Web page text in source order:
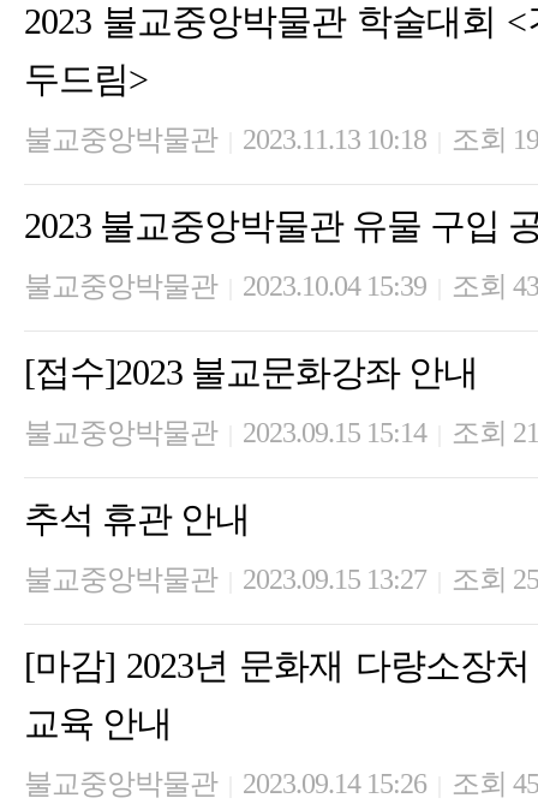
2023 불교중앙박물관 학술대회
두드림>
불교중앙박물관 2023.11.13 10:18 조회
2023 불교중앙박물관 유물 구입
불교중앙박물관 2023.10.04 15:39 조회
[접수]2023 불교문화강좌 안내
불교중앙박물관 2023.09.15 15:14 조회
추석 휴관 안내
불교중앙박물관 2023.09.15 13:27 조회
[마감] 2023년 문화재 다량소장
교육 안내
불교중앙박물관 2023.09.14 15:26 조회